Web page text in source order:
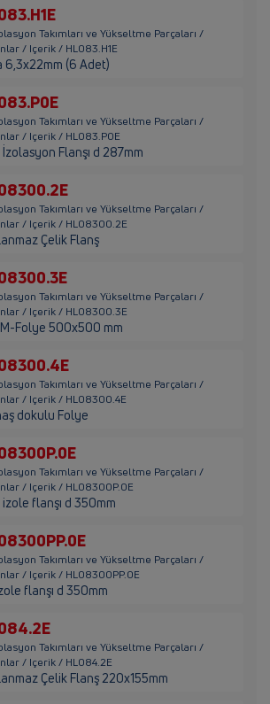
Takımları ve Yükseltme Parçaları /
/ Içerik / HL083.H1E
6,3x22mm (6 Adet)
Takımları ve Yükseltme Parçaları /
/ Içerik / HL083.P0E
İzolasyon Flanşı d 287mm
Takımları ve Yükseltme Parçaları /
/ Içerik / HL08300.2E
Çelik Flanş
Takımları ve Yükseltme Parçaları /
/ Içerik / HL08300.3E
Folye 500x500 mm
Takımları ve Yükseltme Parçaları /
/ Içerik / HL08300.4E
dokulu Folye
Takımları ve Yükseltme Parçaları /
/ Içerik / HL08300P.0E
izole flanşı d 350mm
Takımları ve Yükseltme Parçaları /
/ Içerik / HL08300PP.0E
flanşı d 350mm
Takımları ve Yükseltme Parçaları /
/ Içerik / HL084.2E
Çelik Flanş 220x155mm